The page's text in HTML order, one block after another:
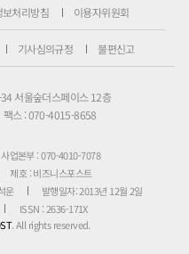
보처리방침 이용자위원회
기사심의규정 불편신고
서울숲더스페이스 12층
팩스 : 070-4015-8658
사업본부 : 070-4010-7078
제호 : 비즈니스포스트
운
발행일자: 2013년 12월 2일
ISSN : 2636-171X
. All rights reserved.